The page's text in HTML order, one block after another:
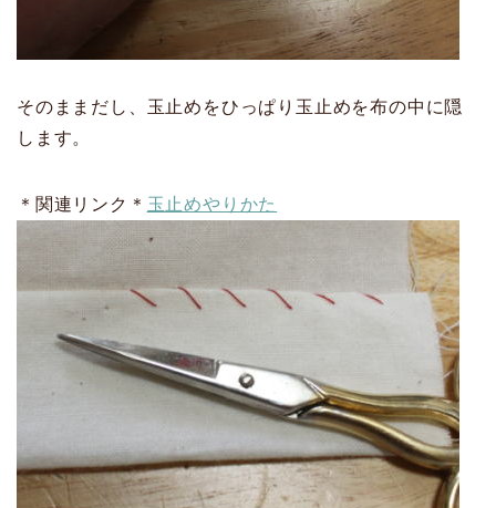
そのままだし、玉止めをひっぱり玉止めを布の中に隠
します。
＊関連リンク＊ 玉止めやりかた